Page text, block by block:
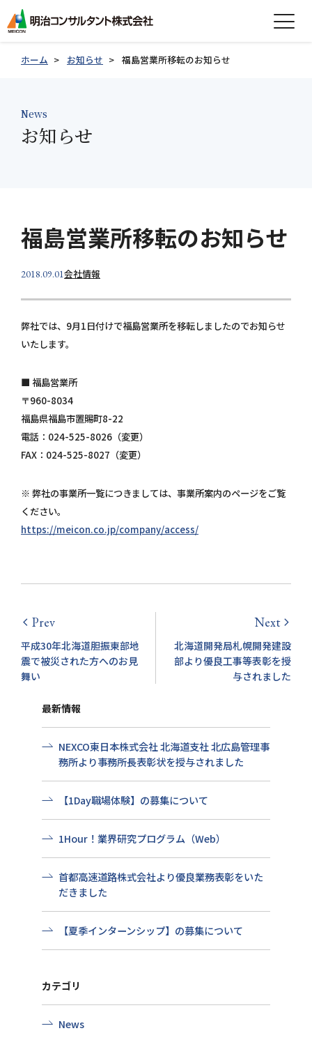
会社情報
製品紹介
グループ会社採用情報
お知らせ
ホーム お知らせ 福島営業所移転のお知らせ
News
お知らせ
福島営業所移転のお知らせ
2018.09.01会社情報
弊社では、9月1日付けで福島営業所を移転しましたのでお知らせ
いたします。
■ 福島営業所
〒960-8034
福島県福島市置賜町8-22
電話：024-525-8026（変更）
FAX：024-525-8027（変更）
※ 弊社の事業所一覧につきましては、事業所案内のページをご覧
ください。
https://meicon.co.jp/company/access/
arrow_back_ios Prev
平成30年北海道胆振東部地
震で被災された方へのお見
舞い
Next arrow_forward_ios
北海道開発局札幌開発建設
部より優良工事等表彰を授
与されました
最新情報
NEXCO東日本株式会社 北海道支社 北広島管理事
務所より事務所長表彰状を授与されました
【1Day職場体験】の募集について
1Hour！業界研究プログラム（Web）
首都高速道路株式会社より優良業務表彰をいた
だきました
【夏季インターンシップ】の募集について
カテゴリ
News